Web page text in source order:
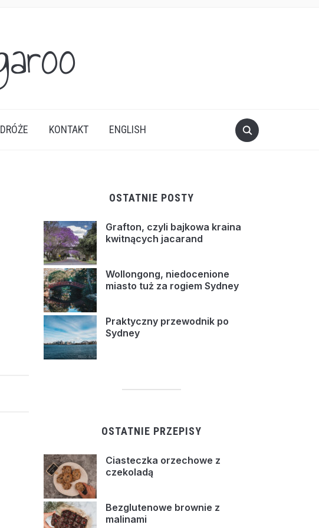
KONTAKT ENGLISH
OSTATNIE POSTY
Grafton, czyli bajkowa kraina
kwitnących jacarand
Wollongong, niedocenione
miasto tuż za rogiem Sydney
Praktyczny przewodnik po
Sydney
OSTATNIE PRZEPISY
Ciasteczka orzechowe z
czekoladą
Bezglutenowe brownie z
malinami